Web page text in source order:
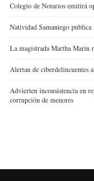
Colegio de Notarios emitirá
Natividad Samaniego publica
La magistrada Martha Marín
Alertan de ciberdelincuentes
Advierten inconsistencia en
corrupción de menores